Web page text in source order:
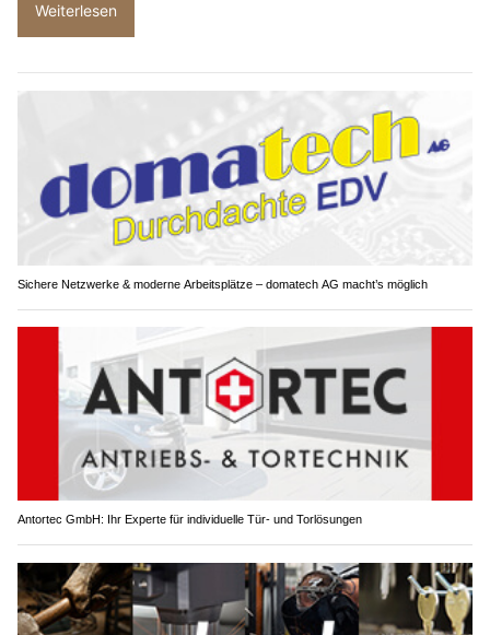
Weiterlesen
Sichere Netzwerke & moderne Arbeitsplätze – domatech AG macht’s möglich
Antortec GmbH: Ihr Experte für individuelle Tür- und Torlösungen